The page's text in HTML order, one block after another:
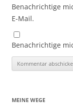
Benachrichtige
E-Mail.
Benachrichtige
MEINE WEGE